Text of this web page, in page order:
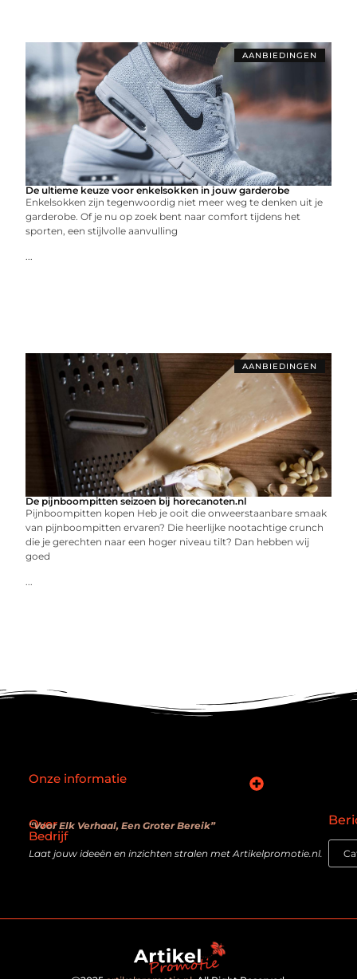
AANBIEDINGEN
De ultieme keuze voor enkelsokken in jouw garderobe
Enkelsokken zijn tegenwoordig niet meer weg te denken uit je
garderobe. Of je nu op zoek bent naar comfort tijdens het
sporten, een stijlvolle aanvulling
...
AANBIEDINGEN
De pijnboompitten seizoen bij horecanoten.nl
Pijnboompitten kopen Heb je ooit die onweerstaanbare smaak
van pijnboompitten ervaren? Die heerlijke nootachtige crunch
die je gerechten naar een hoger niveau tilt? Dan hebben wij
goed
...
Over
Bedrijf
“Voor Elk Verhaal, Een Groter Bereik”
Laat jouw ideeën en inzichten stralen met Artikelpromotie.nl.
Onze informatie